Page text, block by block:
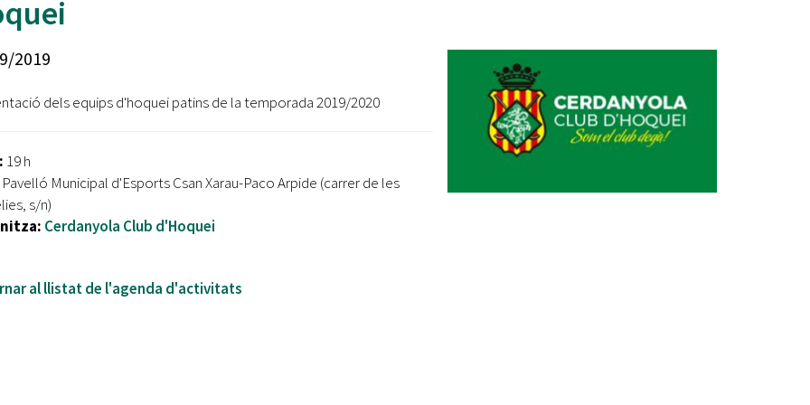
Retiment de Comptes
Accés a Informació Pública
Dades Obertes
Oberta la convocatòria d'Ajuts per a l'autoocupació
jove 2026
Cerdanyola opta a més de 5 milions d'euros del Pla de
l'entorn de l'avinguda Catalunya
L’Ajuntament reparteix ulleres gratuïtes per veure
l'eclipsi solar
Entitats
Equipaments
Mercats Municipals
2019
dels equips d'hoquei patins de la temporada 2019/2020
19 h
Pavelló Municipal d'Esports Csan Xarau-Paco Arpide (carrer de les
s/n)
Cerdanyola Club d'Hoquei
al llistat de l'agenda d'activitats